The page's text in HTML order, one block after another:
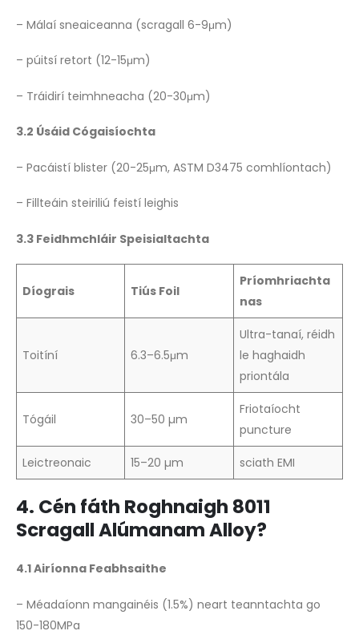
– Málaí sneaiceanna (scragall 6-9μm)
– púitsí retort (12-15μm)
– Tráidirí teimhneacha (20-30μm)
3.2 Úsáid Cógaisíochta
– Pacáistí blister (20-25μm, ASTM D3475 comhlíontach)
– Fillteáin steiriliú feistí leighis
3.3 Feidhmchláir Speisialtachta
Díograis Tiús Foil
Príomhriachta
nas
Toitíní 6.3–6.5μm
Ultra-tanaí, réidh
le haghaidh
priontála
Tógáil 30–50 µm
Friotaíocht
puncture
Leictreonaic 15–20 µm sciath EMI
4. Cén fáth Roghnaigh 8011
Scragall Alúmanam Alloy?
4.1 Airíonna Feabhsaithe
– Méadaíonn mangainéis (1.5%) neart teanntachta go
150-180MPa